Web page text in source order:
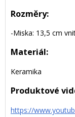
Rozměry:
-Miska: 13,5 cm
Materiál:
Keramika
Produktové
https://